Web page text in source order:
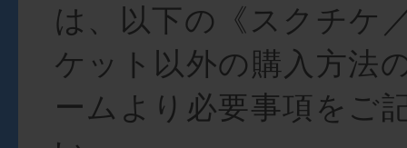
は、以下の《スクチケ
ケット以外の購入方法
ームより必要事項をご